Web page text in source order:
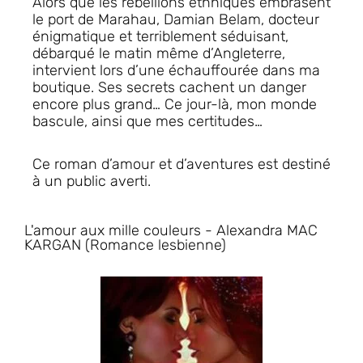
le port de Marahau, Damian Belam, docteur
énigmatique et terriblement séduisant,
débarqué le matin même d’Angleterre,
intervient lors d’une échauffourée dans ma
boutique. Ses secrets cachent un danger
encore plus grand… Ce jour-là, mon monde
bascule, ainsi que mes certitudes…
Ce roman d’amour et d’aventures est destiné
à un public averti.
L'amour aux mille couleurs - Alexandra MAC
KARGAN (Romance lesbienne)